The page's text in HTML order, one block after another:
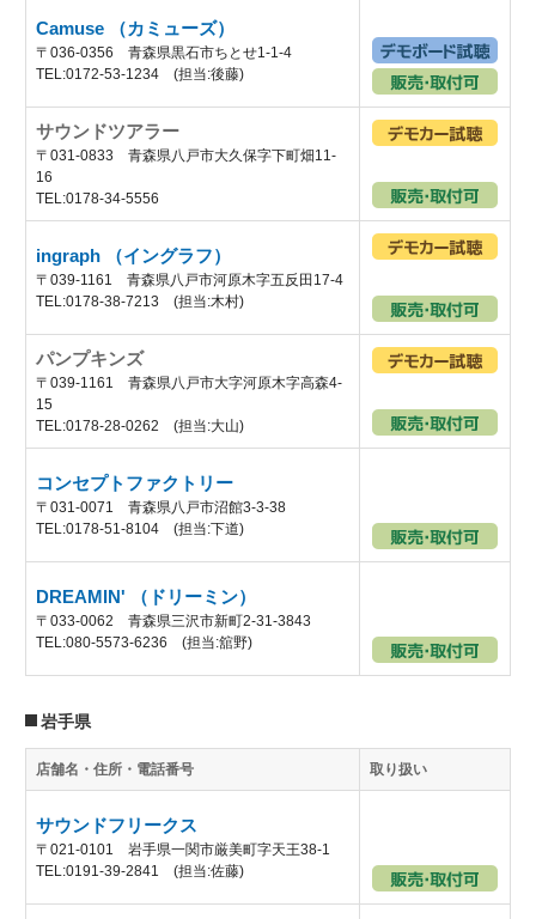
Camuse （カミューズ）
〒036-0356 青森県黒石市ちとせ1-1-4
TEL:0172-53-1234 (担当:後藤)
サウンドツアラー
〒031-0833 青森県八戸市大久保字下町畑11-
16
TEL:0178-34-5556
ingraph （イングラフ）
〒039-1161 青森県八戸市河原木字五反田17-4
TEL:0178-38-7213 (担当:木村)
パンプキンズ
〒039-1161 青森県八戸市大字河原木字高森4-
15
TEL:0178-28-0262 (担当:大山)
コンセプトファクトリー
〒031-0071 青森県八戸市沼館3-3-38
TEL:0178-51-8104 (担当:下道)
DREAMIN' （ドリーミン）
〒033-0062 青森県三沢市新町2-31-3843
TEL:080-5573-6236 (担当:舘野)
岩手県
店舗名・住所・電話番号 取り扱い
サウンドフリークス
〒021-0101 岩手県一関市厳美町字天王38-1
TEL:0191-39-2841 (担当:佐藤)